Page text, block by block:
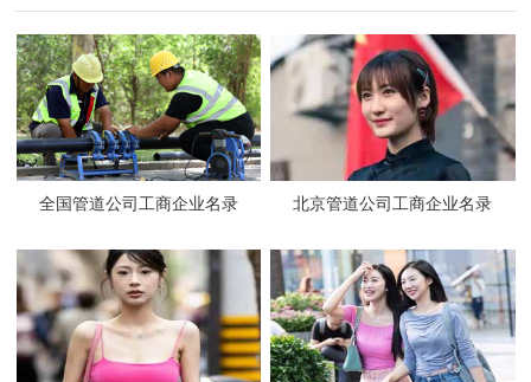
全国管道公司工商企业名录 北京管道公司工商企业名录